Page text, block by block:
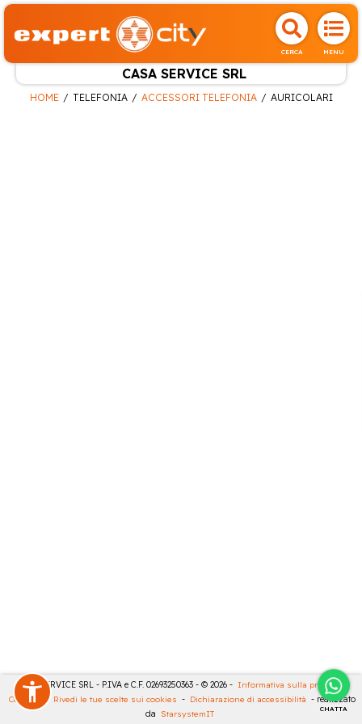
CERCA MENU
CASA SERVICE SRL
CHATTA
HOME TELEFONIA ACCESSORI TELEFONIA AURICOLARI
CASA SERVICE SRL - P.IVA e C.F. 02693250363 - © 2026 - Informativa sulla privacy -
Cookies
- Rivedi le tue scelte sui cookies - Dichiarazione di accessibilità - realizzato
da StarsystemIT